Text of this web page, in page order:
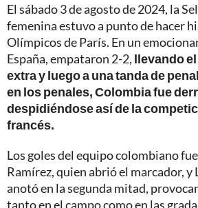
El sábado 3 de agosto de 2024, la
femenina estuvo a punto de hacer
Olímpicos de París. En un
España, empataron 2-2, llevando
extra y luego a una tanda de
en los penales, Colombia fue
despidiéndose así de la
francés.
Los goles del equipo colombiano
Ramírez, quien abrió el marcador, y
anotó en la segunda mitad,
tanto en el campo como en las